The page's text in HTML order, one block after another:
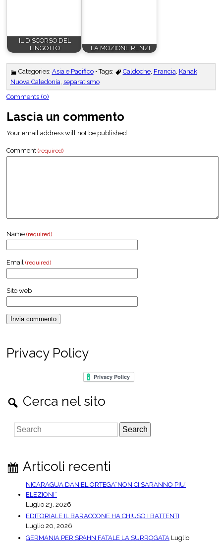
IL DISCORSO DEL
LINGOTTO
LA MOZIONE RENZI
Categories: Asia e Pacifico• Tags: Caldoche, Francia, Kanak,
Nuova Caledonia separatismo
Comments (0)
Lascia un commento
Your email address will not be published.
Comment (required)
Name (required)
Email (required)
Sito web
Privacy Policy
Cerca nel sito
S
e
c
Articoli recenti
NICARAGUA DANIEL ORTEGA”NON CI SARANNO PIU’
ELEZIONI”
Luglio 23, 2026
EDITORIALE IL BARACCONE HA CHIUSO I BATTENTI
Luglio 20, 2026
GERMANIA PER SPAHN FATALE LA SURROGATA Luglio